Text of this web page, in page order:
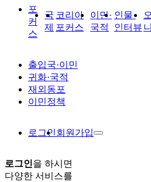
포
커
스
국
제
코리아
포커스
이민·
국적
인물·
인터뷰
출입국·이민
귀화·국적
재외동포
이민정책
로그인회원가입
로그인을 하시면
다양한 서비스를